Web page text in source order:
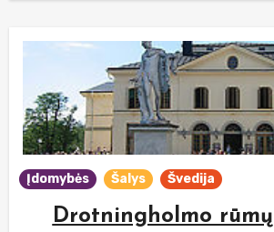
Įdomybės Šalys Švedija
Drotningholmo